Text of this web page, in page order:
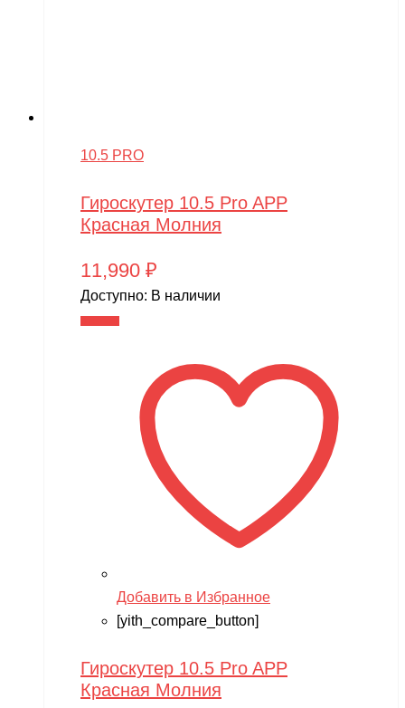
10.5 PRO
Гироскутер 10.5 Pro APP
Красная Молния
11,990 ₽
Доступно: В наличии
Добавить в Избранное
[yith_compare_button]
Гироскутер 10.5 Pro APP
Красная Молния